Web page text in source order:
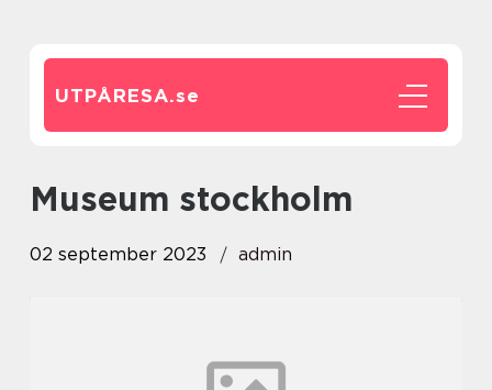
UTPÅRESA.se
museum stockholm
02 september 2023 admin